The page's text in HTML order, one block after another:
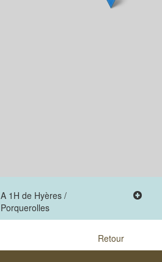
A 1H de Hyères /
Porquerolles
Retour